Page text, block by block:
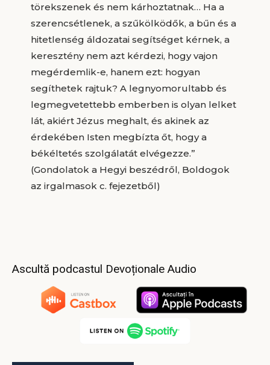
törekszenek és nem kárhoztatnak… Ha a
szerencsétlenek, a szűkölködők, a bűn és a
hitetlenség áldozatai segítséget kérnek, a
keresztény nem azt kérdezi, hogy vajon
megérdemlik-e, hanem ezt: hogyan
segíthetek rajtuk? A legnyomorultabb és
legmegvetettebb emberben is olyan lelket
lát, akiért Jézus meghalt, és akinek az
érdekében Isten megbízta őt, hogy a
békéltetés szolgálatát elvégezze.”
(Gondolatok a Hegyi beszédről, Boldogok
az irgalmasok c. fejezetből)
Ascultă podcastul Devoționale Audio